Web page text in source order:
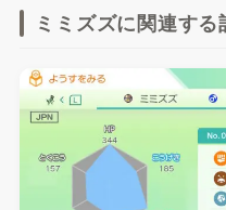
ミミズズに関連する